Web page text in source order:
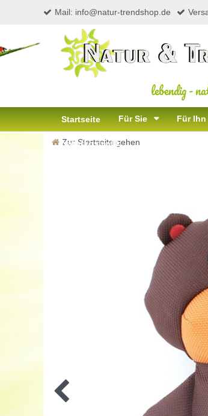
Mail: info@natur-trendshop.de
lebendig-
Startseite Für Sie Für Ihn
Naturkosmetik
Zur Startseite gehen